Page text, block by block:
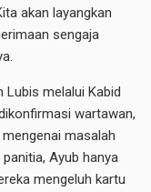
akan layangkan
sengaja
Lubis melalui Kabid
wartawan,
masalah
Ayub hanya
mengeluh kartu